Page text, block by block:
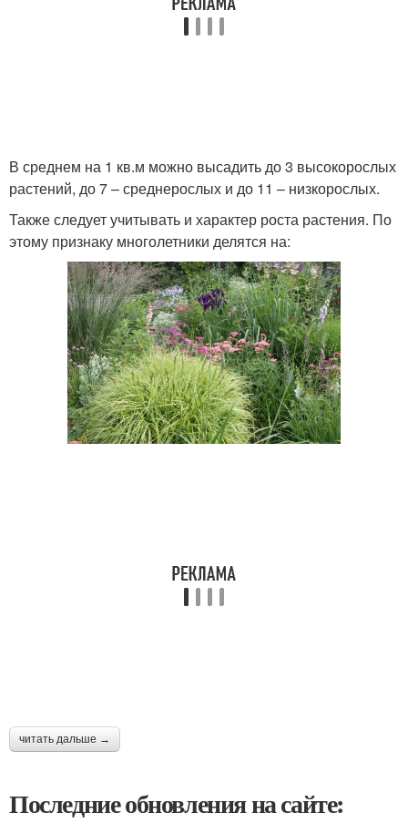
В среднем на 1 кв.м можно высадить до 3 высокорослых
растений, до 7 – среднерослых и до 11 – низкорослых.
Также следует учитывать и характер роста растения. По
этому признаку многолетники делятся на:
читать дальше →
Последние обновления на сайте: